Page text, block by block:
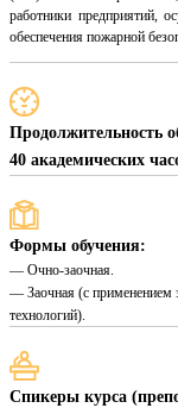
работники предприятий,
обеспечения пожарной
Продолжительность
40 академических
Формы обучения:
— Очно-заочная.
— Заочная (с применением
технологий).
Спикеры курса